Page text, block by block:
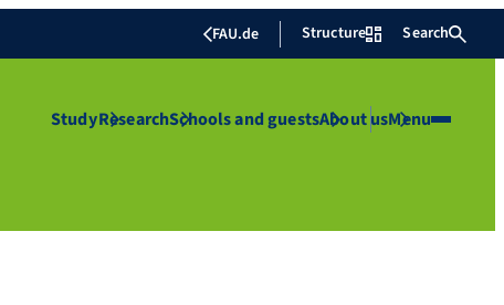
FAU.de Structure Search
StudyResearchSchools and guestsAbout usMenu